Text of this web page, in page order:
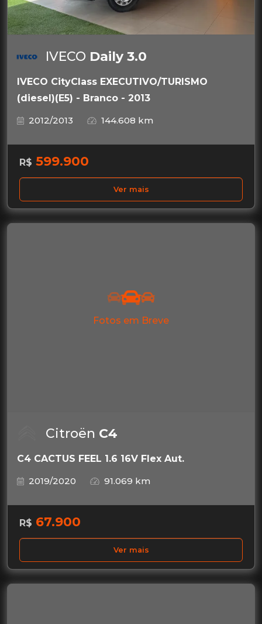
IVECO Daily 3.0
IVECO CityClass EXECUTIVO/TURISMO
(diesel)(E5) - Branco - 2013
2012/2013
144.608 km
R$ 599.900
Ver mais
Fotos em Breve
Citroën C4
C4 CACTUS FEEL 1.6 16V Flex Aut.
2019/2020
91.069 km
R$ 67.900
Ver mais